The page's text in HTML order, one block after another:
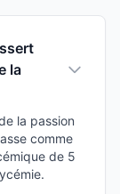
la
la passion
comme
de 5